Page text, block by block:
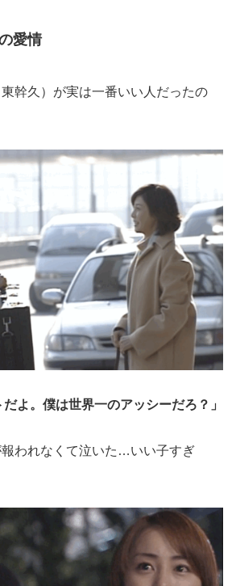
愛情
東幹久）が実は一番いい人だったの
だよ。僕は世界一のアッシーだろ？」
報われなくて泣いた…いい子すぎ